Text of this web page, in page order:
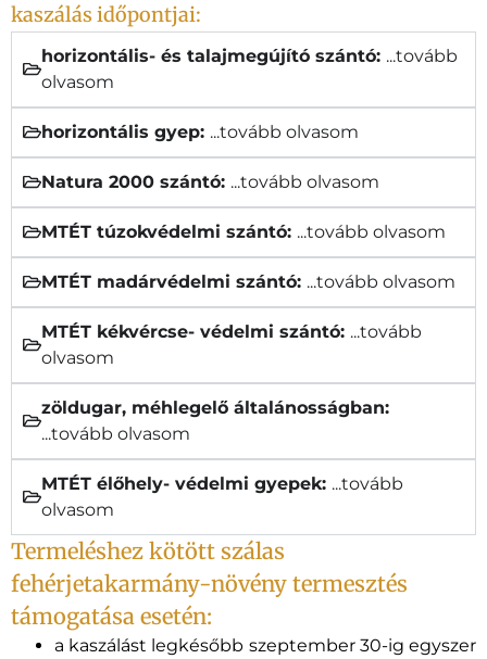
kaszálás időpontjai:
horizontális- és talajmegújító szántó: ...tovább
olvasom
horizontális gyep: ...tovább olvasom
Natura 2000 szántó: ...tovább olvasom
MTÉT túzokvédelmi szántó: ...tovább olvasom
MTÉT madárvédelmi szántó: ...tovább olvasom
MTÉT kékvércse- védelmi szántó: ...tovább
olvasom
zöldugar, méhlegelő általánosságban:
...tovább olvasom
MTÉT élőhely- védelmi gyepek: ...tovább
olvasom
Termeléshez kötött szálas
fehérjetakarmány-növény termesztés
támogatása esetén:
a kaszálást legkésőbb szeptember 30-ig egyszer